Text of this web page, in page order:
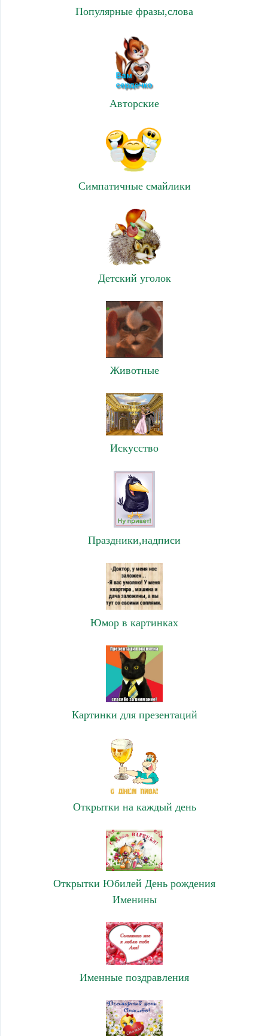
Популярные фразы,слова
Авторские
Симпатичные смайлики
Детский уголок
Животные
Искусство
Праздники,надписи
Юмор в картинках
Картинки для презентаций
Открытки на каждый день
Открытки Юбилей День рождения
Именины
Именные поздравления